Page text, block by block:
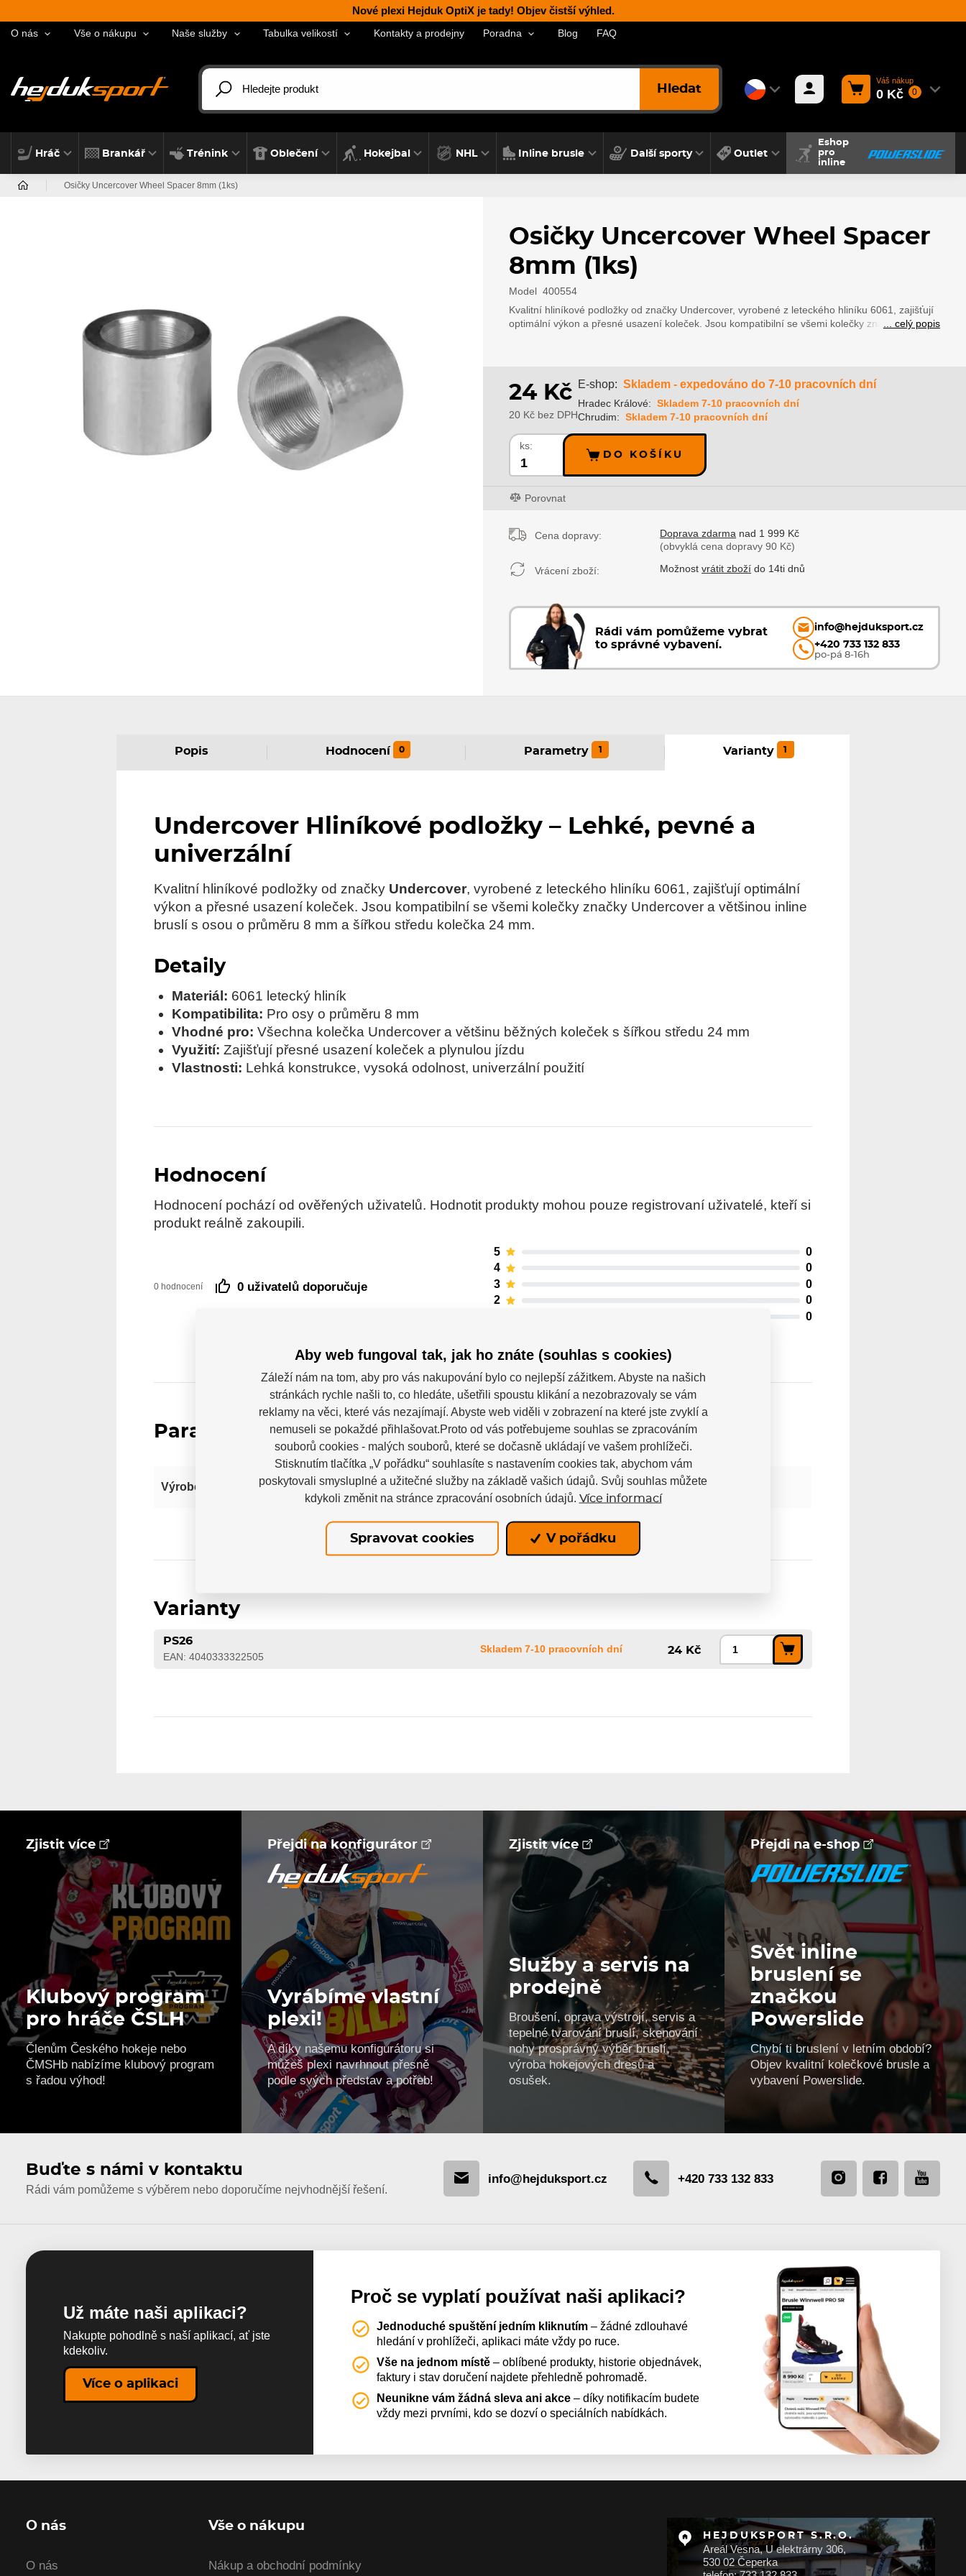
Nové plexi Hejduk OptiX je tady! Objev čistší výhled.
O nás Vše o nákupu Naše služby Tabulka velikostí Kontakty a prodejny Poradna Blog FAQ
Hledat
Váš nákup
0 Kč 0
Hráč Brankář Trénink Oblečení Hokejbal NHL Inline brusle Další sporty Outlet
Eshop
pro
inline
Osičky Uncercover Wheel Spacer 8mm (1ks)
Osičky Uncercover Wheel Spacer
8mm (1ks)
Model 400554
Kvalitní hliníkové podložky od značky Undercover, vyrobené z leteckého hliníku 6061, zajišťují
optimální výkon a přesné usazení koleček. Jsou kompatibilní se všemi kolečky značky...... celý popis
24 Kč
20 Kč bez DPH
E-shop: Skladem - expedováno do 7-10 pracovních dní
Hradec Králové: Skladem 7-10 pracovních dní
Chrudim: Skladem 7-10 pracovních dní
ks:
DO KOŠÍKU
Porovnat
Cena dopravy: Doprava zdarma nad 1 999 Kč
(obvyklá cena dopravy 90 Kč)
Vrácení zboží: Možnostvrátit zboží do 14ti dnů
Rádi vám pomůžeme vybrat
to správné vybavení.
info@hejduksport.cz
+420 733 132 833
po-pá 8-16h
Popis Hodnocení 0 Parametry 1 Varianty 1
Undercover Hliníkové podložky – Lehké, pevné a
univerzální
Kvalitní hliníkové podložky od značky Undercover, vyrobené z leteckého hliníku 6061, zajišťují optimální
výkon a přesné usazení koleček. Jsou kompatibilní se všemi kolečky značky Undercover a většinou inline
bruslí s osou o průměru 8 mm a šířkou středu kolečka 24 mm.
Detaily
Materiál: 6061 letecký hliník
Kompatibilita: Pro osy o průměru 8 mm
Vhodné pro: Všechna kolečka Undercover a většinu běžných koleček s šířkou středu 24 mm
Využití: Zajišťují přesné usazení koleček a plynulou jízdu
Vlastnosti: Lehká konstrukce, vysoká odolnost, univerzální použití
Hodnocení
Hodnocení pochází od ověřených uživatelů. Hodnotit produkty mohou pouze registrovaní uživatelé, kteří si
produkt reálně zakoupili.
0 hodnocení 0 uživatelů doporučuje
5
0
4
0
3
0
2
0
0
Parametry
Výrobce Powerslide
Varianty
PS26
EAN: 4040333322505
Skladem 7-10 pracovních dní 24 Kč
Zjistit více
Klubový program
pro hráče ČSLH
Členům Českého hokeje nebo
ČMSHb nabízíme klubový program
s řadou výhod!
Přejdi na konfigurátor
Vyrábíme vlastní
plexi!
A díky našemu konfigurátoru si
můžeš plexi navrhnout přesně
podle svých představ a potřeb!
Zjistit více
Služby a servis na
prodejně
Broušení, oprava výstrojí, servis a
tepelné tvarování bruslí, skenování
nohy prosprávný výběr bruslí,
výroba hokejových dresů a
osušek.
Přejdi na e-shop
Svět inline
bruslení se
značkou
Powerslide
Chybí ti bruslení v letním období?
Objev kvalitní kolečkové brusle a
vybavení Powerslide.
Buďte s námi v kontaktu
Rádi vám pomůžeme s výběrem nebo doporučíme nejvhodnější řešení.
info@hejduksport.cz +420 733 132 833
Už máte naši aplikaci?
Nakupte pohodlně s naší aplikací, ať jste
kdekoliv.
Více o aplikaci
Proč se vyplatí používat naši aplikaci?
Jednoduché spuštění jedním kliknutím – žádné zdlouhavé
hledání v prohlížeči, aplikaci máte vždy po ruce.
Vše na jednom místě – oblíbené produkty, historie objednávek,
faktury i stav doručení najdete přehledně pohromadě.
Neunikne vám žádná sleva ani akce – díky notifikacím budete
vždy mezi prvními, kdo se dozví o speciálních nabídkách.
O nás
O nás
Vše o nákupu
Nákup a obchodní podmínky
HEJDUKSPORT S.R.O.
Areál Vesna, U elektrárny 306,
530 02 Čeperka
Aby web fungoval tak, jak ho znáte (souhlas s cookies)
Záleží nám na tom, aby pro vás nakupování bylo co nejlepší zážitkem. Abyste na našich
stránkách rychle našli to, co hledáte, ušetřili spoustu klikání a nezobrazovaly se vám
reklamy na věci, které vás nezajímají. Abyste web viděli v zobrazení na které jste zvyklí a
nemuseli se pokaždé přihlašovat.Proto od vás potřebujeme souhlas se zpracováním
souborů cookies - malých souborů, které se dočasně ukládají ve vašem prohlížeči.
Stisknutím tlačítka „V pořádku“ souhlasíte s nastavením cookies tak, abychom vám
poskytovali smysluplné a užitečné služby na základě vašich údajů. Svůj souhlas můžete
kdykoli změnit na stránce zpracování osobních údajů. Více informací
Spravovat cookies V pořádku